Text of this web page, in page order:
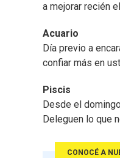
a mejorar recién
Acuario
Día previo a
confiar más en
Piscis
Desde el
Deleguen lo que
CONOCÉ A